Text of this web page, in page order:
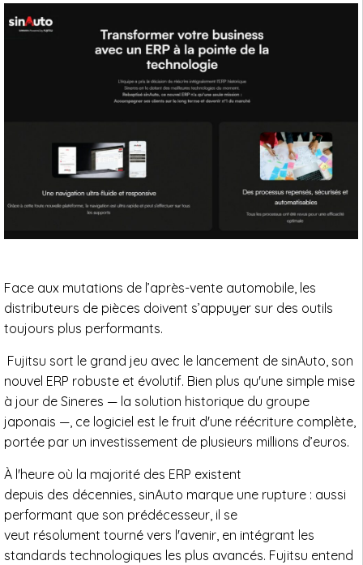
Face aux mutations de l’après-vente automobile, les
distributeurs de pièces doivent s’appuyer sur des outils
toujours plus performants.
Fujitsu sort le grand jeu avec le lancement de sinAuto, son
nouvel ERP robuste et évolutif. Bien plus qu'une simple mise
à jour de Sineres — la solution historique du groupe
japonais —, ce logiciel est le fruit d'une réécriture complète,
portée par un investissement de plusieurs millions d’euros.
À l'heure où la majorité des ERP existent
depuis des décennies, sinAuto marque une rupture : aussi
performant que son prédécesseur, il se
veut résolument tourné vers l'avenir, en intégrant les
standards technologiques les plus avancés. Fujitsu entend